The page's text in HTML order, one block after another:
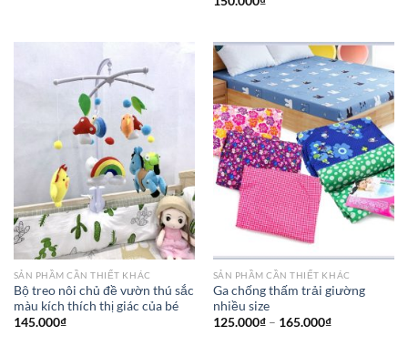
SẢN PHẦM CẦN THIẾT KHÁC
Bộ treo nôi chủ đề vườn thú sắc
màu kích thích thị giác của bé
145.000₫
SẢN PHẦM CẦN THIẾT KHÁC
Ga chống thấm trải giường
nhiều size
125.000₫– 165.000₫